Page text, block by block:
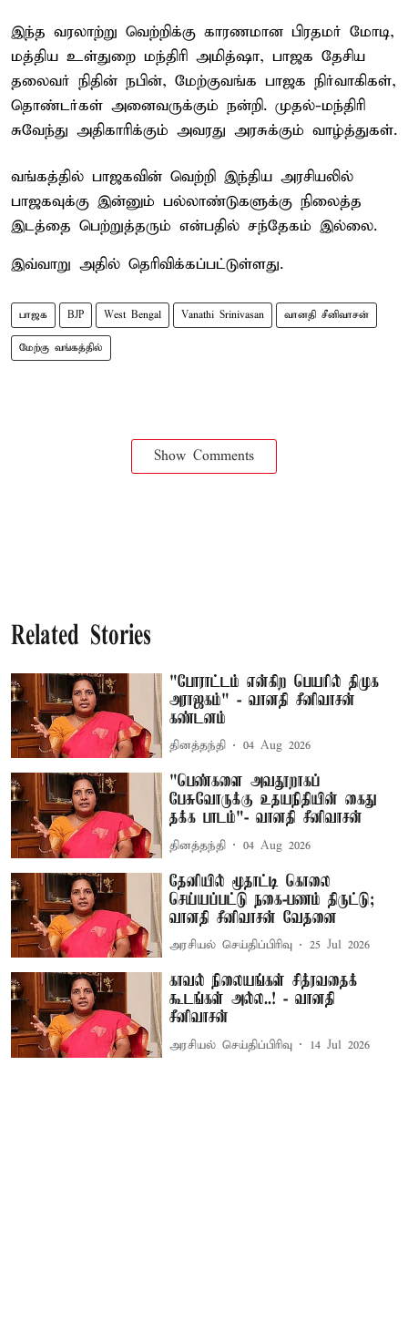
இந்த வரலாற்று வெற்றிக்கு காரணமான பிரதமர் மோடி,
மத்திய உள்துறை மந்திரி அமித்ஷா, பாஜக தேசிய
தலைவர் நிதின் நபின், மேற்குவங்க பாஜக நிர்வாகிகள்,
தொண்டர்கள் அனைவருக்கும் நன்றி. முதல்-மந்திரி
சுவேந்து அதிகாரிக்கும் அவரது அரசுக்கும் வாழ்த்துகள்.
வங்கத்தில் பாஜகவின் வெற்றி இந்திய அரசியலில்
பாஜகவுக்கு இன்னும் பல்லாண்டுகளுக்கு நிலைத்த
இடத்தை பெற்றுத்தரும் என்பதில் சந்தேகம் இல்லை.
இவ்வாறு அதில் தெரிவிக்கப்பட்டுள்ளது.
பாஜக BJP West Bengal Vanathi Srinivasan வானதி சீனிவாசன்
மேற்கு வங்கத்தில்
Show Comments
Related Stories
"போராட்டம் என்கிற பெயரில் திமுக
அராஜகம்" - வானதி சீனிவாசன்
கண்டனம்
தினத்தந்தி 04 Aug 2026
"பெண்களை அவதூறாகப்
பேசுவோருக்கு உதயநிதியின் கைது
தக்க பாடம்"- வானதி சீனிவாசன்
தினத்தந்தி 04 Aug 2026
தேனியில் மூதாட்டி கொலை
செய்யப்பட்டு நகை-பணம் திருட்டு;
வானதி சீனிவாசன் வேதனை
அரசியல் செய்திப்பிரிவு 25 Jul 2026
காவல் நிலையங்கள் சித்ரவதைக்
கூடங்கள் அல்ல..! - வானதி
சீனிவாசன்
அரசியல் செய்திப்பிரிவு 14 Jul 2026